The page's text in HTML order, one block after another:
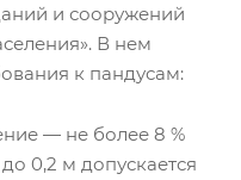
и сооружений
В нем
к пандусам:
— не более 8 %
0,2 м допускается